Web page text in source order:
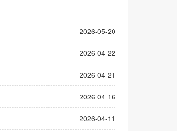
2026-05-20
2026-04-22
2026-04-21
2026-04-16
2026-04-11